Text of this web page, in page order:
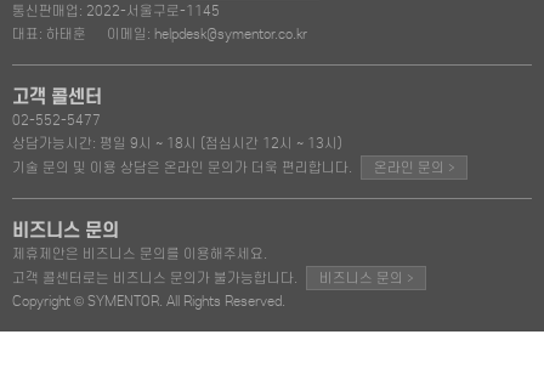
통신판매업: 2022-서울구로-1145
대표: 하태훈
이메일: helpdesk@symentor.co.kr
고객 콜센터
02-552-5477
상담가능시간: 평일 9시 ~ 18시 (점심시간 12시 ~ 13시)
기술 문의 및 이용 상담은 온라인 문의가 더욱 편리합니다.
온라인 문의 >
비즈니스 문의
제휴제안은 비즈니스 문의를 이용해주세요.
고객 콜센터로는 비즈니스 문의가 불가능합니다.
비즈니스 문의 >
Copyright © SYMENTOR. All Rights Reserved.